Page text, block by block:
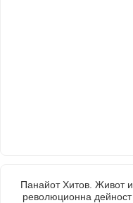
Панайот Хитов. Живот и
революционна дейност